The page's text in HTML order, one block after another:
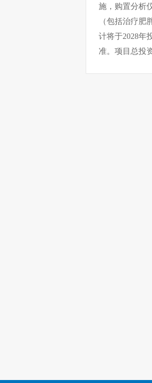
施，购置分析
（包括治疗
计将于2028年
准。项目总投